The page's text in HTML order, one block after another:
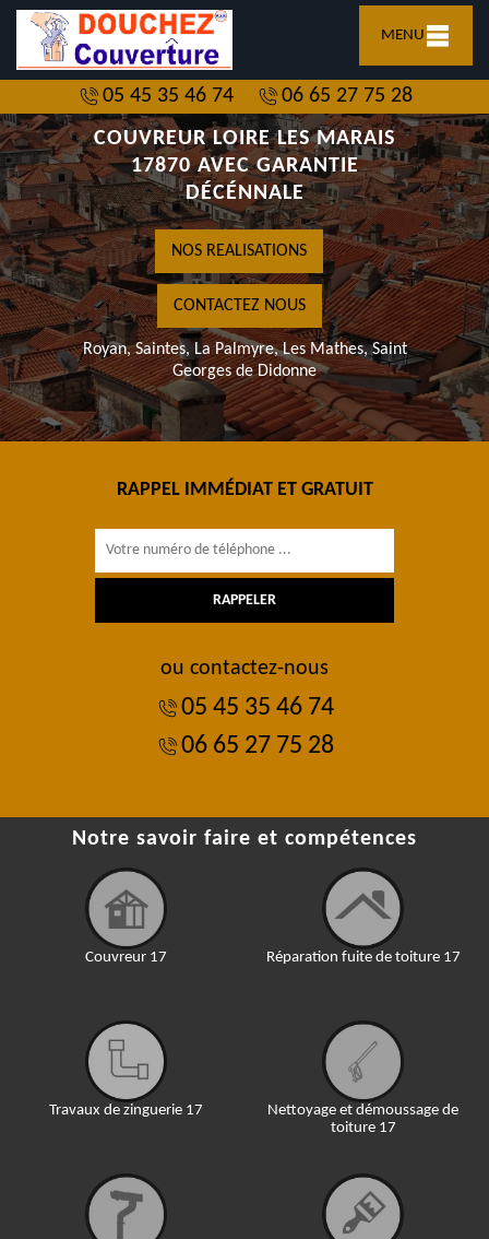
MENU
05 45 35 46 74
06 65 27 75 28
COUVREUR LOIRE LES MARAIS
17870 AVEC GARANTIE
DÉCÉNNALE
NOS REALISATIONS
CONTACTEZ NOUS
Royan, Saintes, La Palmyre, Les Mathes, Saint
Georges de Didonne
RAPPEL IMMÉDIAT ET GRATUIT
ou contactez-nous
05 45 35 46 74
06 65 27 75 28
Notre savoir faire et compétences
Couvreur 17
Travaux de zinguerie 17
Réparation fuite de toiture 17
Nettoyage et démoussage de
toiture 17